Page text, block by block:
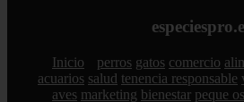
Inicio perros gatos comercio
acuarios salud tenencia responsable
aves marketing bienestar peque